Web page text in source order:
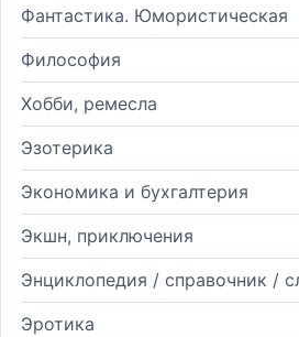
Фантастика. Юмористическая
Философия
Хобби, ремесла
Эзотерика
Экономика и бухгалтерия
Экшн, приключения
Энциклопедия / справочник /
Эротика